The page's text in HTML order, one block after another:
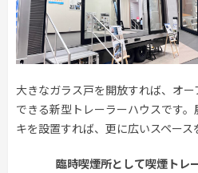
大きなガラス戸を開放すれば、オ
できる新型トレーラーハウスです
キを設置すれば、更に広いスペース
臨時喫煙所として喫煙トレ